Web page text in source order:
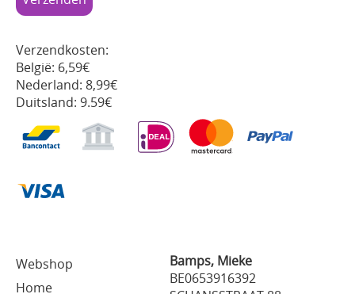
Webshop
Home
Bamps, Mieke
BE0653916392
Verzendkosten:
België: 6,59€
Nederland: 8,99€
Duitsland: 9.59€